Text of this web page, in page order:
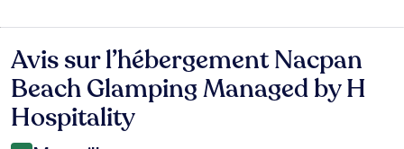
Avis
Avis sur l’hébergement Nacpan
Beach Glamping Managed by H
Hospitality